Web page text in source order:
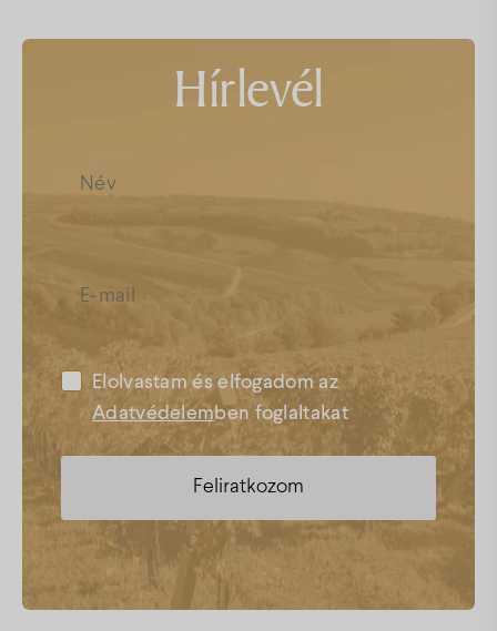
Hírlevél
Elolvastam és elfogadom az
Adatvédelemben foglaltakat